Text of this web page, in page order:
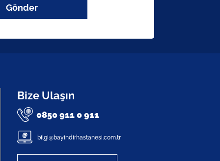
Gönder
Bize Ulaşın
0850 911 0 911
bilgi@bayindirhastanesi.com.tr